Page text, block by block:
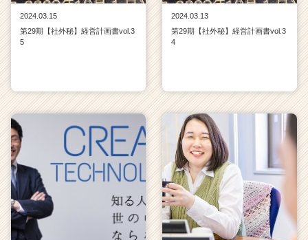
活
イ
キ
ャ
h
e
e
r
C
a
2024.03.15
第29期【社外秘】経営計画書vol.3
5
2024.03.13
第29期【社外秘】経営計画書vol.3
4